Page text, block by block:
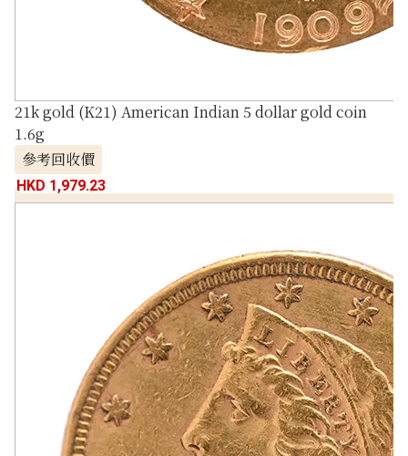
21k gold (K21) American Indian 5 dollar gold coin
1.6g
參考回收價
HKD 1,979.23